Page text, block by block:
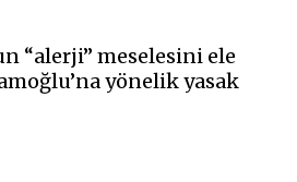
“alerji” meselesini ele
yönelik yasak